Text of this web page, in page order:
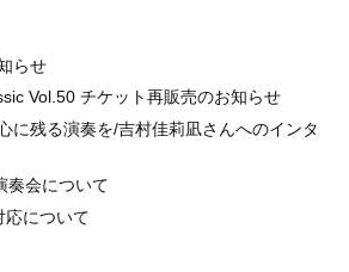
らせ
Vol.50 チケット再販売のお知らせ
に残る演奏を/吉村佳莉凪さんへのインタ
奏会について
応について